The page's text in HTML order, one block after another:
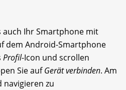
auch Ihr Smartphone mit
dem Android-Smartphone
Profil-Icon und scrollen
Sie aufGerät verbinden. Am
navigieren zu